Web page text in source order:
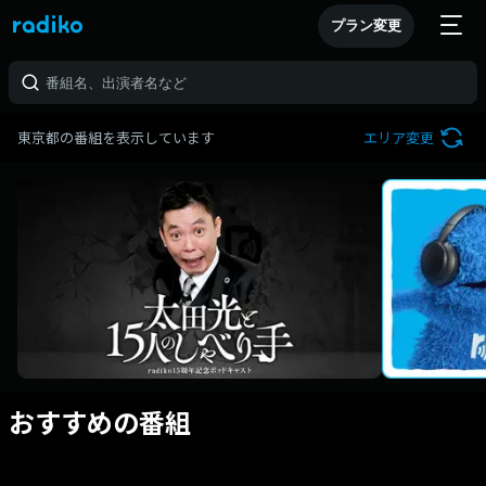
プラン変更
東京都の番組を表示しています エリア変更
おすすめの番組